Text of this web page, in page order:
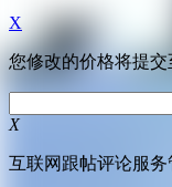
X
您修改的价格将提
X
互联网跟帖评论服务